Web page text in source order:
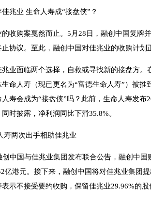
收购案戛然而止。5月28日，融创中国复牌
协议。至此，融创中国对佳兆业的收购计划
业面临两个选择，自救或寻找新的接盘方
命人寿（现已更名为“富德生命人寿”）被
寿会成为“接盘侠”吗？此前，生命人寿发布
时披露，净利润同比下滑35.8%。
寿两次出手相助佳兆业
创中国与佳兆业集团发布联合公告，融创中
亿港元。接下来，融创中国将对佳兆业集团
示不接受要约收购，保留佳兆业29.96%的股